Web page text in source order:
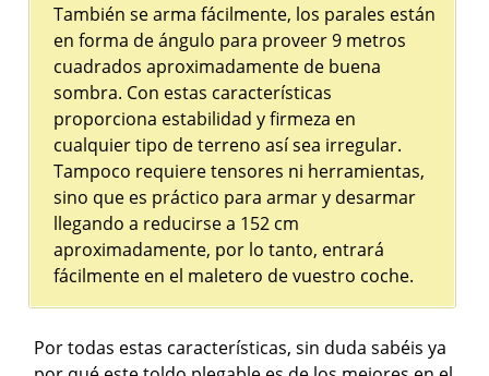
También se arma fácilmente, los parales están
en forma de ángulo para proveer 9 metros
cuadrados aproximadamente de buena
sombra. Con estas características
proporciona estabilidad y firmeza en
cualquier tipo de terreno así sea irregular.
Tampoco requiere tensores ni herramientas,
sino que es práctico para armar y desarmar
llegando a reducirse a 152 cm
aproximadamente, por lo tanto, entrará
fácilmente en el maletero de vuestro coche.
Por todas estas características, sin duda sabéis ya